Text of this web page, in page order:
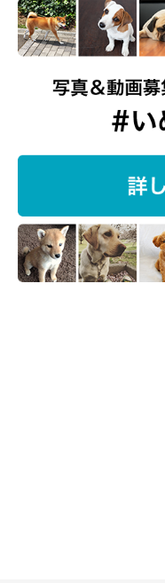
突然、薬だということに
よね」という感じで、拒
このようなまるくんの行
のに、いろんな物事を理
と、飼い主さんはしみじ